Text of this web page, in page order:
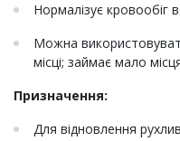
Нормалізує кровообіг в
Можна
місці; займає мало
Призначення:
Для відновлення